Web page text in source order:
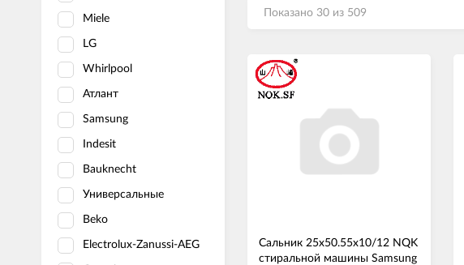
Miele
LG
Whirlpool
Атлант
Samsung
Indesit
Bauknecht
Универсальные
Beko
Electrolux-Zanussi-AEG
Показано 30 из 509
Сальник 25x50.55x10/12 NQK
стиральной машины Samsung